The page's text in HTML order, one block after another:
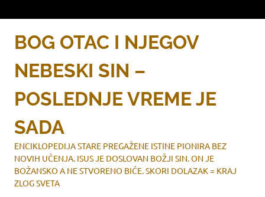
to
contentBOG OTAC I NJEGOV
NEBESKI SIN –
POSLEDNJE VREME JE
SADA
ENCIKLOPEDIJA STARE PREGAŽENE ISTINE PIONIRA BEZ
NOVIH UČENJA. ISUS JE DOSLOVAN BOŽJI SIN. ON JE
BOŽANSKO A NE STVORENO BIĆE. SKORI DOLAZAK = KRAJ
ZLOG SVETA